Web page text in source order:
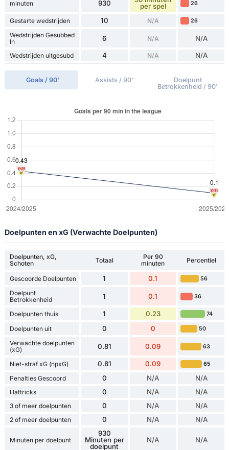
minuten 930
per spel
26
Gestarte wedstrijden 10 N/A 26
Wedstrijden Gesubbed
In
6 N/A N/A
Wedstrijden uitgesubd 4 N/A N/A
Goals / 90' Assists / 90'
Doelpunt
Betrokkenheid / 90'
Doelpunten en xG (Verwachte Doelpunten)
Doelpunten, xG,
Schoten
Totaal
Per 90
minuten
Percentiel
Gescoorde Doelpunten 1 0.1 56
Doelpunt
Betrokkenheid
1 0.1 36
Doelpunten thuis 1 0.23 74
Doelpunten uit 0 0 50
Verwachte doelpunten
(xG)
0.81 0.09 63
Niet-straf xG (npxG) 0.81 0.09 65
Penalties Gescoord 0 N/A N/A
Hattricks 0 N/A N/A
3 of meer doelpunten 0 N/A N/A
2 of meer doelpunten 0 N/A N/A
Minuten per doelpunt
930
Minuten per
doelpunt
N/A N/A